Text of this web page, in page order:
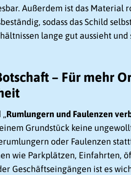
Außerdem ist das Material
sodass das Schild
lange gut aussieht und
– Für mehr
Rumlungern und Faulenzen
Grundstück keine
oder Faulenzen
wie Parkplätzen, Einfahrten,
Geschäftseingängen ist es